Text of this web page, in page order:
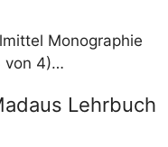
Mono­gra­phie
von 4)…
Lehrbuch